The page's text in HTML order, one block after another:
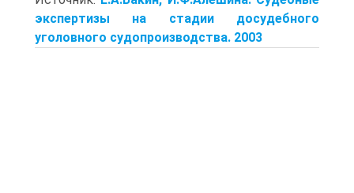
экспертизы на стадии досудебного
уголовного судопроизводства. 2003